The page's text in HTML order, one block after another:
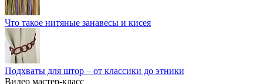
Что такое нитяные занавесы и кисея
Подхваты для штор – от классики до этники
Видео мастер-класс